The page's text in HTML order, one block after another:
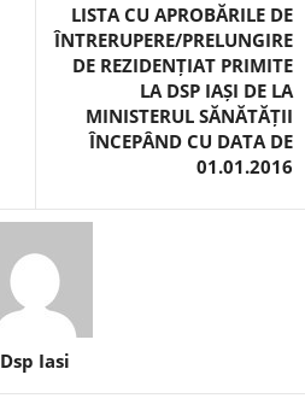
LISTA CU APROBĂRILE DE
ÎNTRERUPERE/PRELUNGIRE
DE REZIDENȚIAT PRIMITE
LA DSP IAȘI DE LA
MINISTERUL SĂNĂTĂȚII
ÎNCEPÂND CU DATA DE
01.01.2016
Dsp Iasi